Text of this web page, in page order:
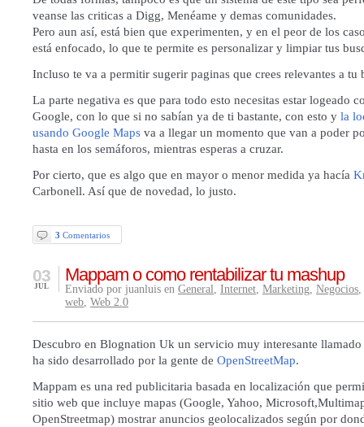
veanse las criticas a Digg, Menéame y demas comunidades.
Pero aun así, está bien que experimenten, y en el peor de los
está enfocado, lo que te permite es personalizar y limpiar tus
Incluso te va a permitir sugerir paginas que crees relevantes a tu
La parte negativa es que para todo esto necesitas estar logeado
Google, con lo que si no sabían ya de ti bastante, con esto y la
usando Google Maps va a llegar un momento que van a poder
hasta en los semáforos, mientras esperas a cruzar.
Por cierto, que es algo que en mayor o menor medida ya hacía
Carbonell. Así que de novedad, lo justo.
3 Comentarios
Mappam o como rentabilizar tu mashup
03
JUL Enviado por juanluis en General, Internet, Marketing, Negocios,
web, Web 2.0
Descubro en Blognation Uk un servicio muy interesante llamado
ha sido desarrollado por la gente de OpenStreetMap.
Mappam es una red publicitaria basada en localización que
sitio web que incluye mapas (Google, Yahoo,
OpenStreetmap) mostrar anuncios geolocalizados según por